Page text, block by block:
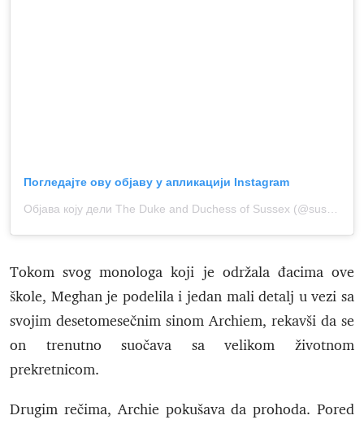
Погледајте ову објаву у апликацији Instagram
Tokom svog monologa koji je održala đacima ove
škole, Meghan je podelila i jedan mali detalj u vezi sa
svojim desetomesečnim sinom Archiem, rekavši da se
on trenutno suočava sa velikom životnom
prekretnicom.
Drugim rečima, Archie pokušava da prohoda. Pored